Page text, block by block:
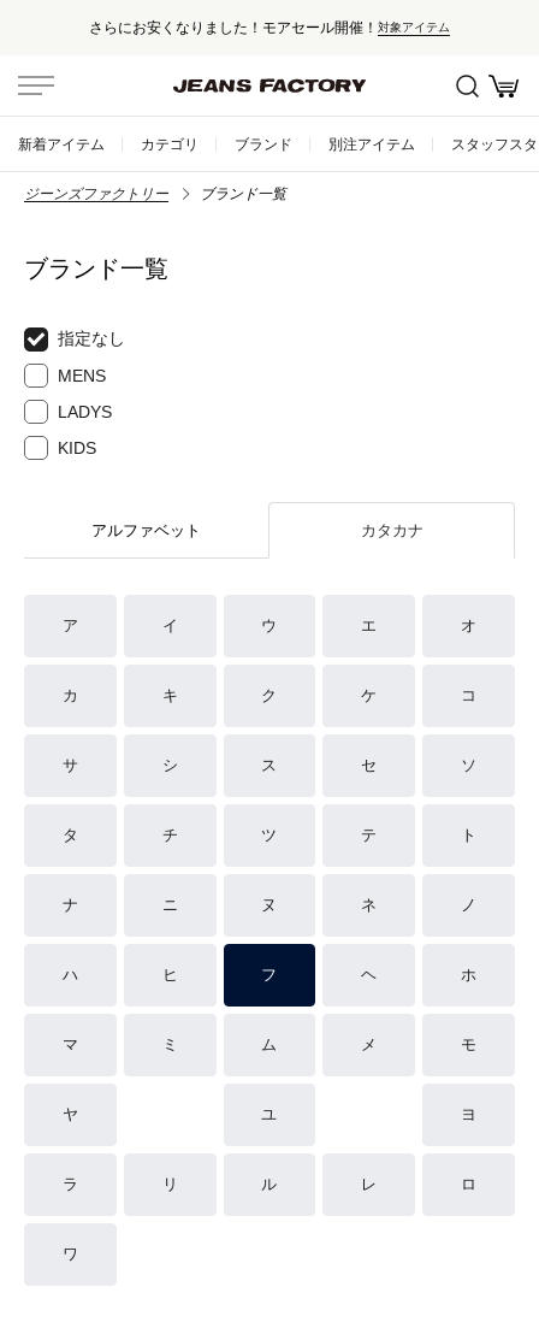
さらにお安くなりました！モアセール開催！ 対象アイテム
新着アイテム カテゴリ ブランド 別注アイテム スタッフス
ジーンズファクトリー ブランド一覧
ブランド一覧
指定なし
MENS
LADYS
KIDS
アルファベット カタカナ
ア イ ウ エ オ
カ キ ク ケ コ
サ シ ス セ ソ
タ チ ツ テ ト
ナ ニ ヌ ネ ノ
ハ ヒ フ ヘ ホ
マ ミ ム メ モ
ヤ ユ ヨ
ラ リ ル レ ロ
ワ